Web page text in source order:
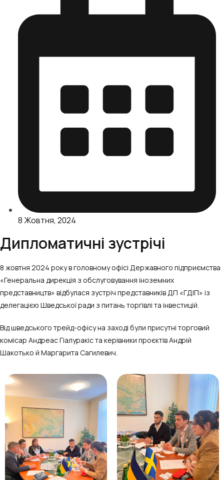
8 Жовтня, 2024
Дипломатичні зустрічі
8 жовтня 2024 року в головному офісі Державного підприємства
«Генеральна дирекція з обслуговування іноземних
представництв» відбулася зустріч представників ДП «ГДІП» із
делегацією Шведської ради з питань торгівлі та інвестицій.
Від шведського трейд-офісу на заході були присутні торговий
комісар Андреас Гіалуракіс та керівники проєктів Андрій
Шакотько й Маргарита Сагилевич.